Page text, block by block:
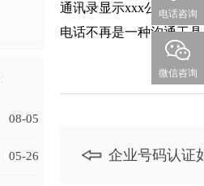
08-05
05-26
通讯录显示xxx公司客服
电话不再是一种沟通工
企业号码认证
电话咨询
微信咨询